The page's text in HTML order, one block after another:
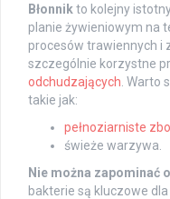
Błonnikto kolejny
planie żywieniowym na
procesów trawiennych i
szczególnie korzystne
odchudzających . Warto
takie jak:
pełnoziarniste
świeże warzywa.
Nie można zapominać
bakterie są kluczowe